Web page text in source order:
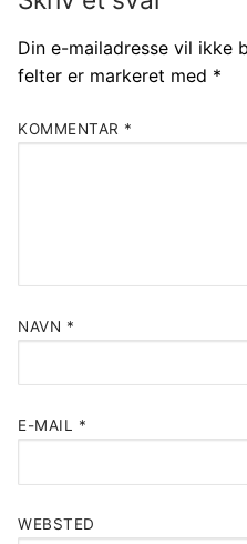
Din e-mailadresse vil ikke
felter er markeret med *
KOMMENTAR *
NAVN *
E-MAIL *
WEBSTED